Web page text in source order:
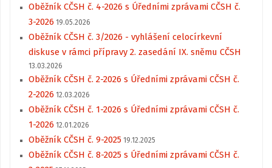
Oběžník CČSH č. 4-2026 s Úředními zprávami CČSH č.
3-2026 19.05.2026
Oběžník CČSH č. 3/2026 - vyhlášení celocírkevní
diskuse v rámci přípravy 2. zasedání IX. sněmu CČSH
13.03.2026
Oběžník CČSH č. 2-2026 s Úředními zprávami CČSH č.
2-2026 12.03.2026
Oběžník CČSH č. 1-2026 s Úředními zprávami CČSH č.
1-2026 12.01.2026
Oběžník CČSH č. 9-2025 19.12.2025
Oběžník CČSH č. 8-2025 s Úředními zprávami CČSH č.